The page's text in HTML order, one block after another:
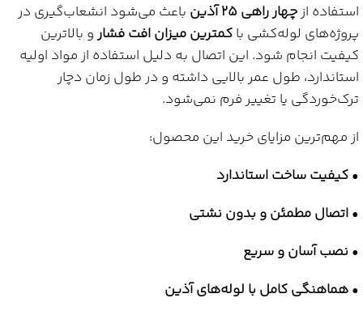
استفاده ازچهار راهی 25 آذین
باعث می‌شود انشعاب‌گیری در
پروژه‌های لوله‌کشی باکمترین میزان افت فشارو بالاترین
کیفیت انجام شود. این اتصال به دلیل استفاده از مواد اولیه
استاندارد، طول عمر بالایی داشته و در طول زمان دچار
ترک‌خوردگی یا تغییر فرم نمی‌شود.
از مهم‌ترین مزایای خرید این محصول:
•کیفیت ساخت استاندارد
•اتصال مطمئن و بدون نشتی
• نصب آسان و سریع
•هماهنگی کامل با لوله‌های آذین